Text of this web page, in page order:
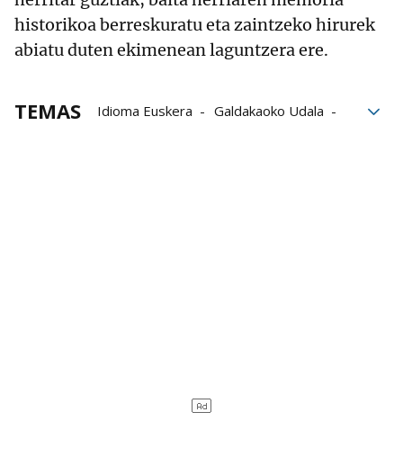
historikoa berreskuratu eta zaintzeko hirurek
abiatu duten ekimenean laguntzera ere.
TEMAS Idioma Euskera
Galdakaoko Udala